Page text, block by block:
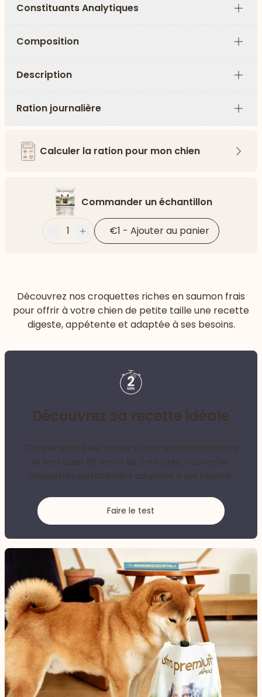
Constituants Analytiques
Plus
Composition
Plus
Description
Plus
Ration journalière
Plus
Calculer la ration pour mon chien
Commander un échantillon
Moins
1 Plus €1 - Ajouter au panier
Découvrez nos croquettes riches en saumon frais
pour offrir à votre chien de petite taille une recette
digeste, appétente et adaptée à ses besoins.
Découvrez sa recette idéale
Chaque animal est unique et nos recommandations
le sont aussi. En moins de 2 minutes, trouvez les
croquettes parfaitement adaptées à ses besoins.
Faire le test